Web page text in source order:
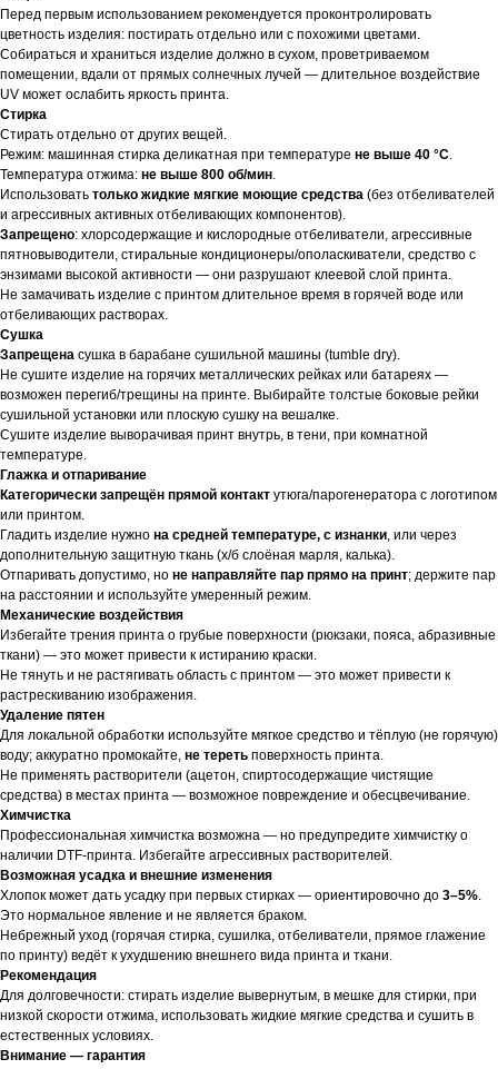
Перед первым использованием рекомендуется проконтролировать
цветность изделия: постирать отдельно или с похожими цветами.
Собираться и храниться изделие должно в сухом, проветриваемом
помещении, вдали от прямых солнечных лучей — длительное воздействие
UV может ослабить яркость принта.
Стирка
Стирать отдельно от других вещей.
Режим: машинная стирка деликатная при температуре не выше 40 °C.
Температура отжима: не выше 800 об/мин.
Использовать только жидкие мягкие моющие средства (без отбеливателей
и агрессивных активных отбеливающих компонентов).
Запрещено: хлорсодержащие и кислородные отбеливатели, агрессивные
пятновыводители, стиральные кондиционеры/ополаскиватели, средство с
энзимами высокой активности — они разрушают клеевой слой принта.
Не замачивать изделие с принтом длительное время в горячей воде или
отбеливающих растворах.
Сушка
Запрещена сушка в барабане сушильной машины (tumble dry).
Не сушите изделие на горячих металлических рейках или батареях —
возможен перегиб/трещины на принте. Выбирайте толстые боковые рейки
сушильной установки или плоскую сушку на вешалке.
Сушите изделие выворачивая принт внутрь, в тени, при комнатной
температуре.
Глажка и отпаривание
Категорически запрещён прямой контакт утюга/парогенератора с логотипом
или принтом.
Гладить изделие нужно на средней температуре, с изнанки, или через
дополнительную защитную ткань (х/б слоёная марля, калька).
Отпаривать допустимо, но не направляйте пар прямо на принт; держите пар
на расстоянии и используйте умеренный режим.
Механические воздействия
Избегайте трения принта о грубые поверхности (рюкзаки, пояса, абразивные
ткани) — это может привести к истиранию краски.
Не тянуть и не растягивать область с принтом — это может привести к
растрескиванию изображения.
Удаление пятен
Для локальной обработки используйте мягкое средство и тёплую (не горячую)
воду; аккуратно промокайте, не тереть поверхность принта.
Не применять растворители (ацетон, спиртосодержащие чистящие
средства) в местах принта — возможное повреждение и обесцвечивание.
Химчистка
Профессиональная химчистка возможна — но предупредите химчистку о
наличии DTF-принта. Избегайте агрессивных растворителей.
Возможная усадка и внешние изменения
Хлопок может дать усадку при первых стирках — ориентировочно до 3–5%.
Это нормальное явление и не является браком.
Небрежный уход (горячая стирка, сушилка, отбеливатели, прямое глажение
по принту) ведёт к ухудшению внешнего вида принта и ткани.
Рекомендация
Для долговечности: стирать изделие вывернутым, в мешке для стирки, при
низкой скорости отжима, использовать жидкие мягкие средства и сушить в
естественных условиях.
Внимание — гарантия